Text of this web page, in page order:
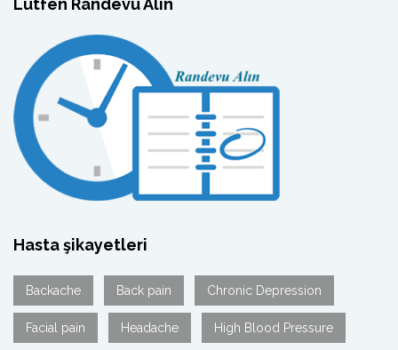
Lütfen Randevu Alın
Hasta şikayetleri
Backache Back pain Chronic Depression
Facial pain Headache High Blood Pressure